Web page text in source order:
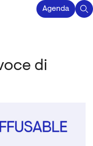
Agenda
di